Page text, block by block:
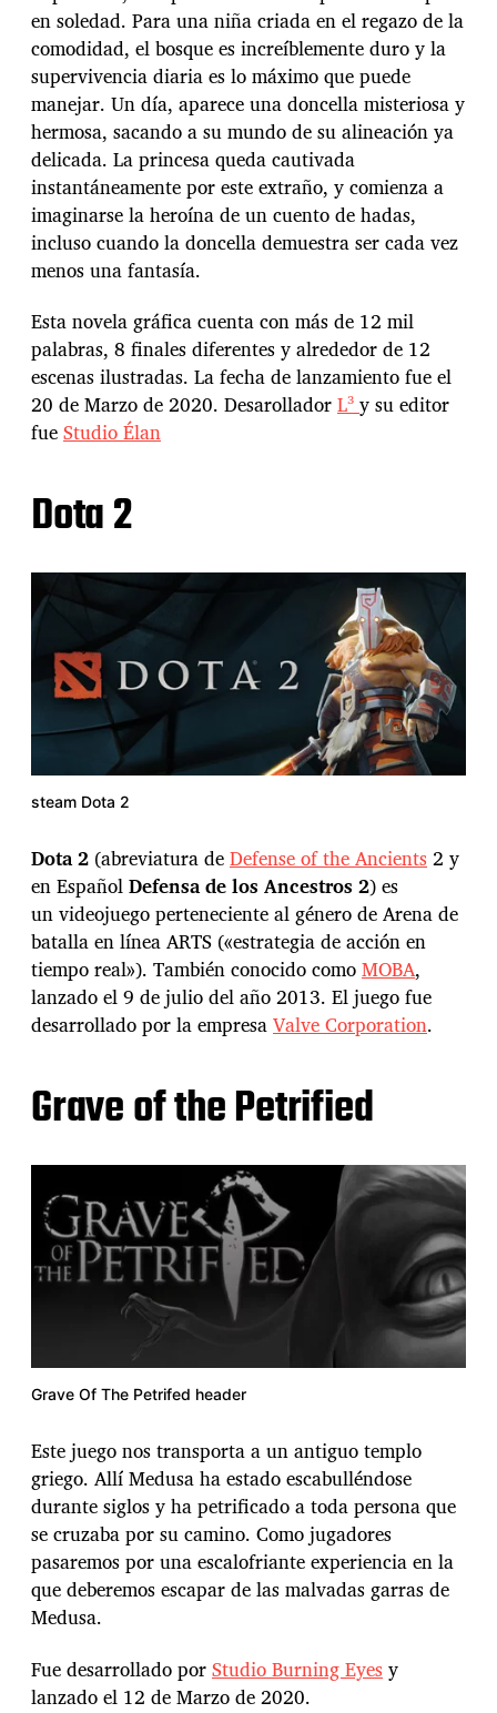
en soledad. Para una niña criada en el regazo de la
comodidad, el bosque es increíblemente duro y la
supervivencia diaria es lo máximo que puede
manejar. Un día, aparece una doncella misteriosa y
hermosa, sacando a su mundo de su alineación ya
delicada. La princesa queda cautivada
instantáneamente por este extraño, y comienza a
imaginarse la heroína de un cuento de hadas,
incluso cuando la doncella demuestra ser cada vez
menos una fantasía.
Esta novela gráfica cuenta con más de 12 mil
palabras, 8 finales diferentes y alrededor de 12
escenas ilustradas. La fecha de lanzamiento fue el
20 de Marzo de 2020. DesarolladorL³y su editor
fueStudio Élan
Dota 2
steam Dota 2
Dota 2 (abreviatura deDefense of the Ancients2 y
en EspañolDefensa de los Ancestros 2) es
un videojuego perteneciente al género de Arena de
batalla en línea ARTS («estrategia de acción en
tiempo real»). También conocido comoMOBA,
lanzado el 9 de julio del año 2013. El juego fue
desarrollado por la empresaValve Corporation.
Grave of the Petrified
Grave Of The Petrifed header
Este juego nos transporta a un antiguo templo
griego. Allí Medusa ha estado escabulléndose
durante siglos y ha petrificado a toda persona que
se cruzaba por su camino. Como jugadores
pasaremos por una escalofriante experiencia en la
que deberemos escapar de las malvadas garras de
Medusa.
Fue desarrollado porStudio Burning Eyesy
lanzado el 12 de Marzo de 2020.